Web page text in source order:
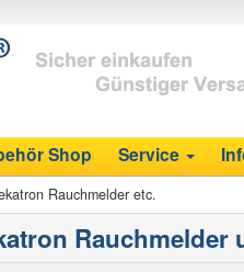
Shop Service
Rauchmelder etc.
Rauchmelder